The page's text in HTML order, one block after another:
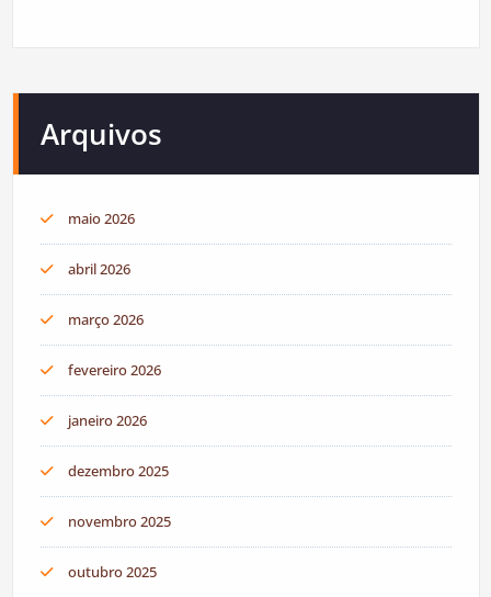
Arquivos
maio 2026
abril 2026
março 2026
fevereiro 2026
janeiro 2026
dezembro 2025
novembro 2025
outubro 2025